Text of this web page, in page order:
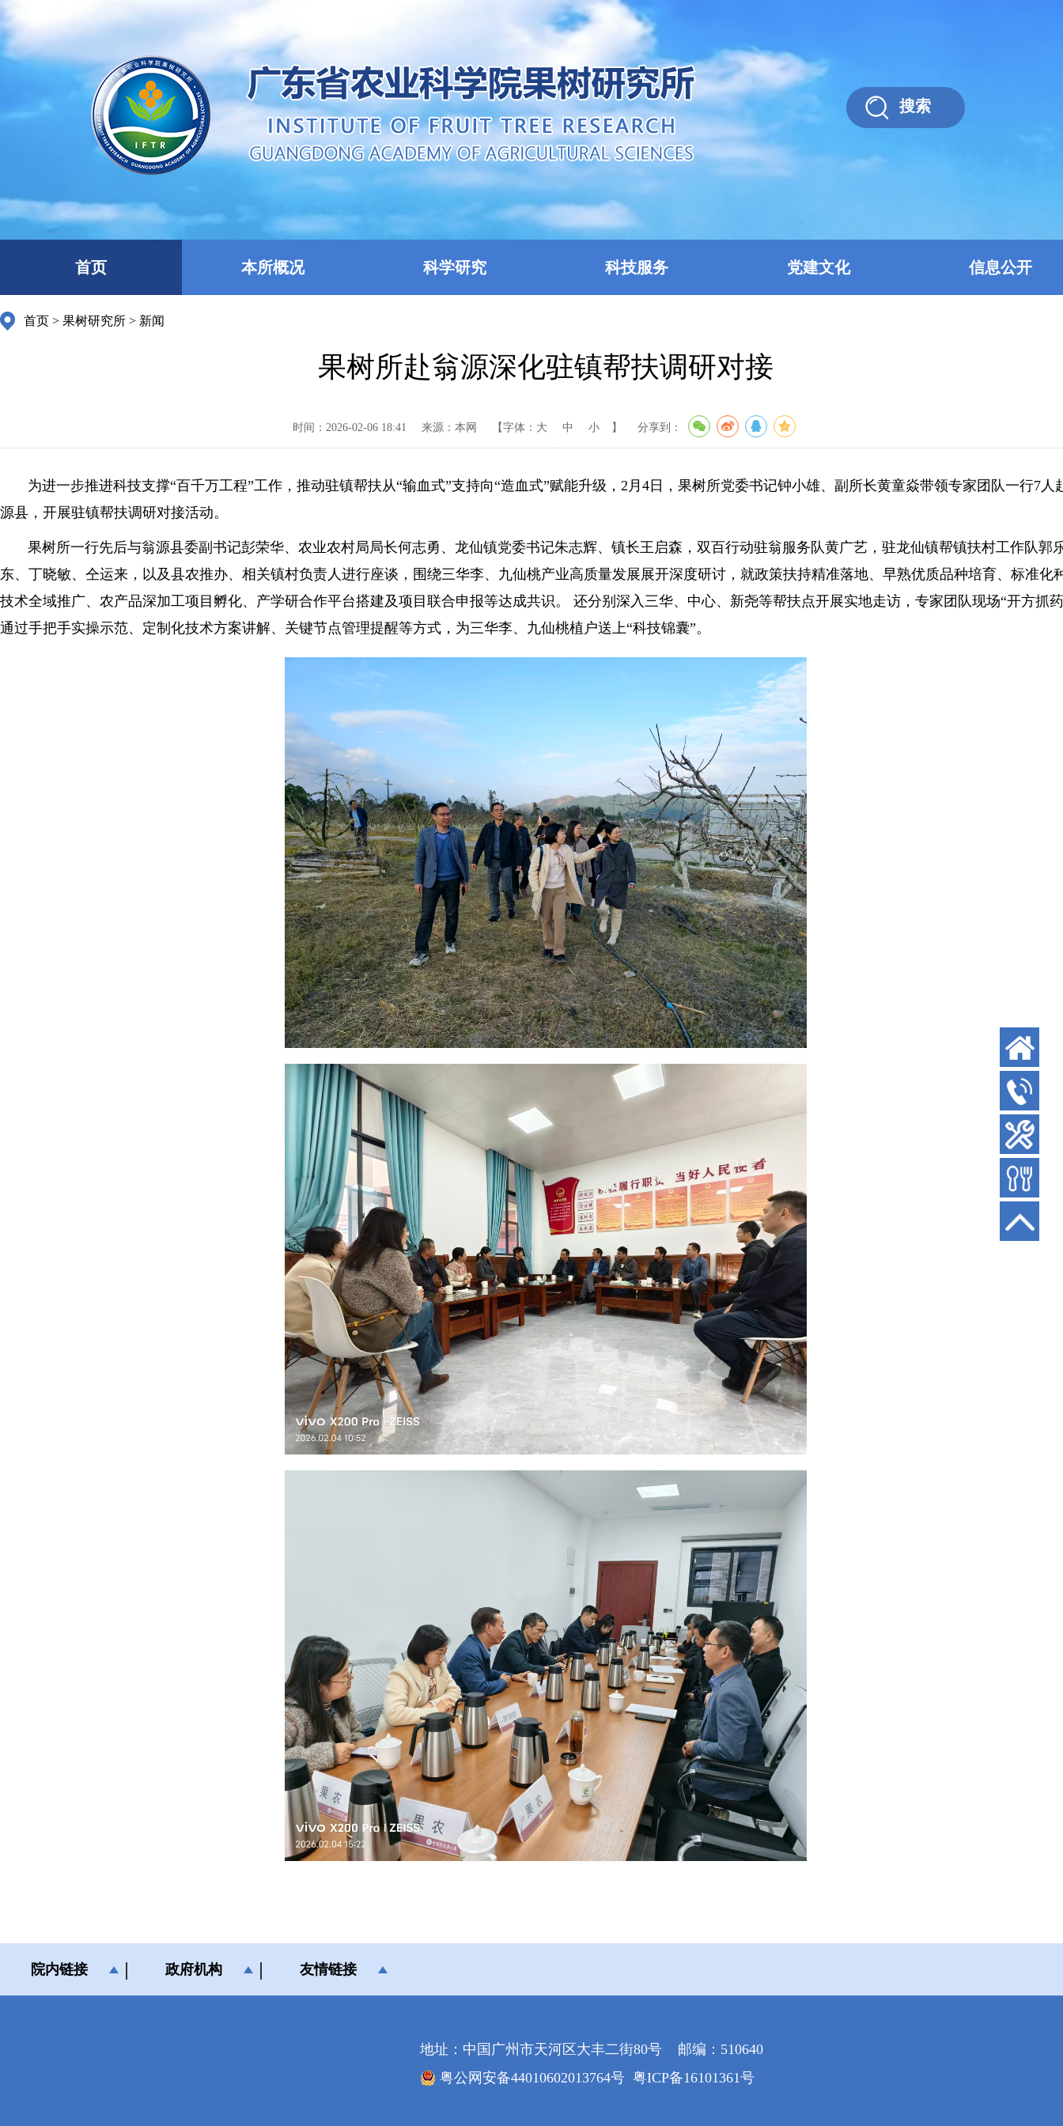
搜索
首页 本所概况 科学研究 科技服务 党建文化 信息公开
首页 > 果树研究所 > 新闻
果树所赴翁源深化驻镇帮扶调研对接
时间：2026-02-06 18:41 来源：本网 【字体： 大 中 小 】 分享到：
为进一步推进科技支撑“百千万工程”工作，推动驻镇帮扶从“输血式”支持向“造血式”赋能升级，2月4日，果树所党委书记钟小雄、副所长黄童焱带领专家团队一行7人
源县，开展驻镇帮扶调研对接活动。
果树所一行先后与翁源县委副书记彭荣华、农业农村局局长何志勇、龙仙镇党委书记朱志辉、镇长王启森，双百行动驻翁服务队黄广艺，驻龙仙镇帮镇扶村工作队郭
东、丁晓敏、仝运来，以及县农推办、相关镇村负责人进行座谈，围绕三华李、九仙桃产业高质量发展展开深度研讨，就政策扶持精准落地、早熟优质品种培育、标准化
技术全域推广、农产品深加工项目孵化、产学研合作平台搭建及项目联合申报等达成共识。 还分别深入三华、中心、新尧等帮扶点开展实地走访，专家团队现场“开方抓
通过手把手实操示范、定制化技术方案讲解、关键节点管理提醒等方式，为三华李、九仙桃植户送上“科技锦囊”。
院内链接 政府机构 友情链接
地址：中国广州市天河区大丰二街80号 邮编：510640
粤公网安备44010602013764号 粤ICP备16101361号